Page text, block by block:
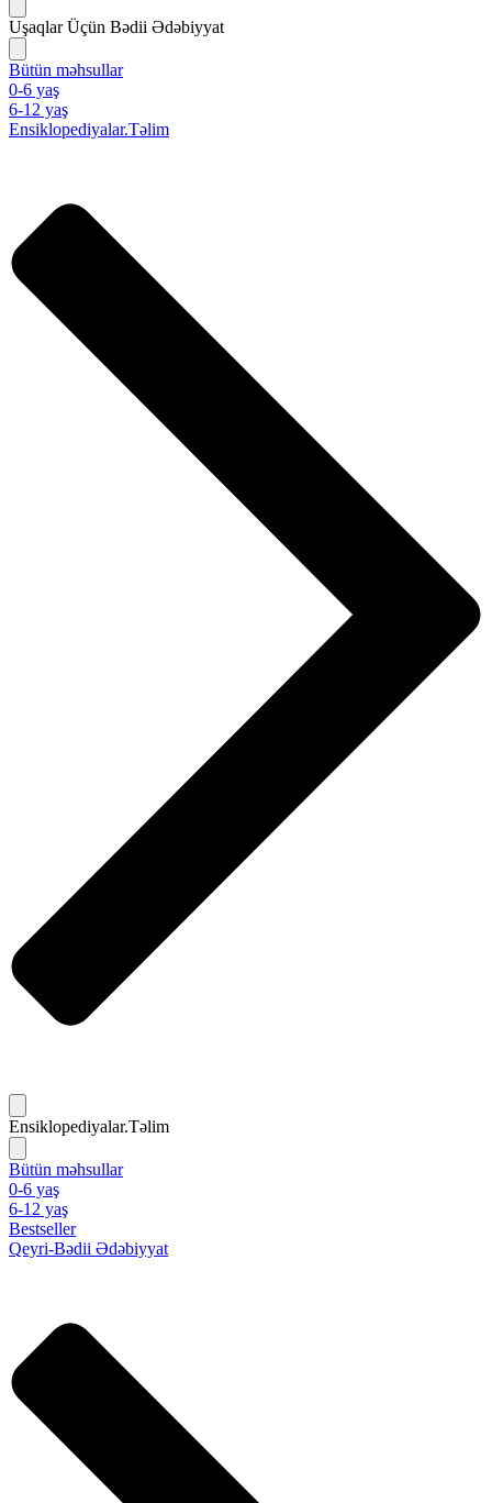
Uşaqlar Üçün Bədii Ədəbiyyat
Bütün məhsullar
0-6 yaş
6-12 yaş
Ensiklopediyalar.Təlim
Ensiklopediyalar.Təlim
Bütün məhsullar
0-6 yaş
6-12 yaş
Bestseller
Qeyri-Bədii Ədəbiyyat